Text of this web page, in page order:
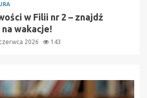
w Filii nr 2 – znajdź
wakacje!
2026 143